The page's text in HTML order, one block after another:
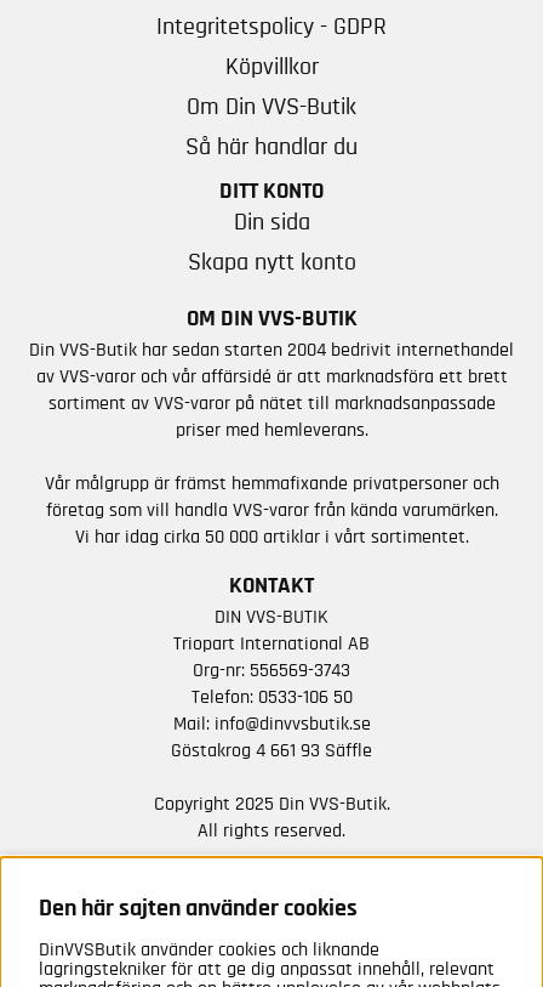
Integritetspolicy - GDPR
Köpvillkor
Om Din VVS-Butik
Så här handlar du
DITT KONTO
Din sida
Skapa nytt konto
OM DIN VVS-BUTIK
Din VVS-Butik har sedan starten 2004 bedrivit internethandel
av VVS-varor och vår affärsidé är att marknadsföra ett brett
sortiment av VVS-varor på nätet till marknadsanpassade
priser med hemleverans.
Vår målgrupp är främst hemmafixande privatpersoner och
företag som vill handla VVS-varor från kända varumärken.
Vi har idag cirka 50 000 artiklar i vårt sortimentet.
KONTAKT
DIN VVS-BUTIK
Triopart International AB
Org-nr: 556569-3743
Telefon: 0533-106 50
Mail: info@dinvvsbutik.se
Göstakrog 4 661 93 Säffle
Copyright 2025 Din VVS-Butik.
All rights reserved.
NYHETER FRÅN OSS
Anmäl mig
Den här sajten använder cookies
DinVVSButik använder cookies och liknande
lagringstekniker för att ge dig anpassat innehåll, relevant